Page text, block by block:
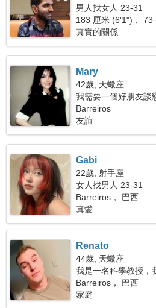
男人找女人 23-31
183 厘米 (6'1")， 73
真實的關係
Mary
42歲, 天蠍座
我需要一個好朋友談
Barreiros
友誼
Gabi
22歲, 射手座
女人找男人 23-31
Barreiros， 巴西
真愛
Renato
44歲, 天蠍座
我是一名科學教授，
Barreiros， 巴西
家庭